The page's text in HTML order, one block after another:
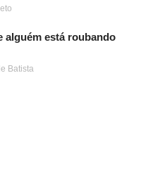
alguém está roubando
Batista